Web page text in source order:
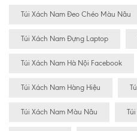
Túi Xách Nam Đeo Chéo Màu Nâu
Túi Xách Nam Đựng Laptop
Túi Xách Nam Hà Nội Facebook
Túi Xách Nam Hàng Hiệu
Túi Xách Nam Màu Nâu